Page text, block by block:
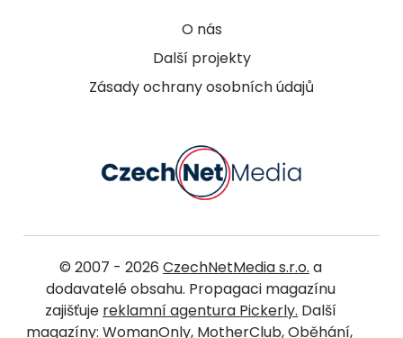
O nás
Další projekty
Zásady ochrany osobních údajů
© 2007 - 2026 CzechNetMedia s.r.o. a
dodavatelé obsahu. Propagaci magazínu
zajišťuje reklamní agentura Pickerly. Další
magazíny: WomanOnly, MotherClub,Oběhání,